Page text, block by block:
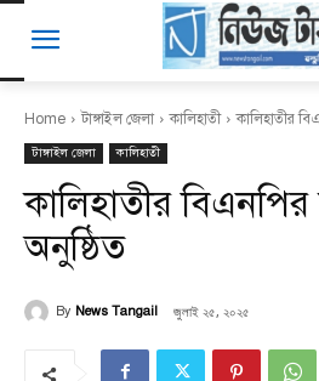
Home টাঙ্গাইল জেলা কালিহাতী কালিহাতীর
টাঙ্গাইল জেলা কালিহাতী
কালিহাতীর বিএনপির
অনুষ্ঠিত
By News Tangail জুলাই ২৫, ২০২৫